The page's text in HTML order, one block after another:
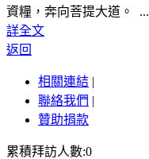
資糧，奔向菩提大道。 ...
詳全文
返回
相關連結 |
聯絡我們 |
贊助捐款
累積拜訪人數:0